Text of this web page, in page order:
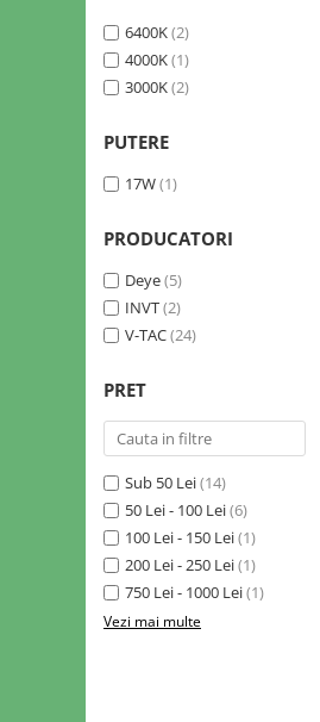
Tuburi LED
Lămpi de Birou
6400K(2)
4000K(1)
3000K(2)
PUTERE
17W(1)
PRODUCATORI
Deye(5)
INVT(2)
V-TAC(24)
PRET
Sub 50 Lei(14)
50 Lei - 100 Lei(6)
100 Lei - 150 Lei(1)
200 Lei - 250 Lei(1)
750 Lei - 1000 Lei(1)
Vezi mai multe